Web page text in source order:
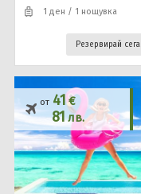
1 ден / 1 нощувка
Резервирай сега
от 41€
81лв.